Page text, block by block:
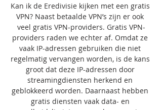
Kan ik de Eredivisie kijken met een gratis
VPN? Naast betaalde VPN’s zijn er ook
veel gratis VPN-providers. Gratis VPN-
providers raden we echter af. Omdat ze
vaak IP-adressen gebruiken die niet
regelmatig vervangen worden, is de kans
groot dat deze IP-adressen door
streamingdiensten herkend en
geblokkeerd worden. Daarnaast hebben
gratis diensten vaak data- en